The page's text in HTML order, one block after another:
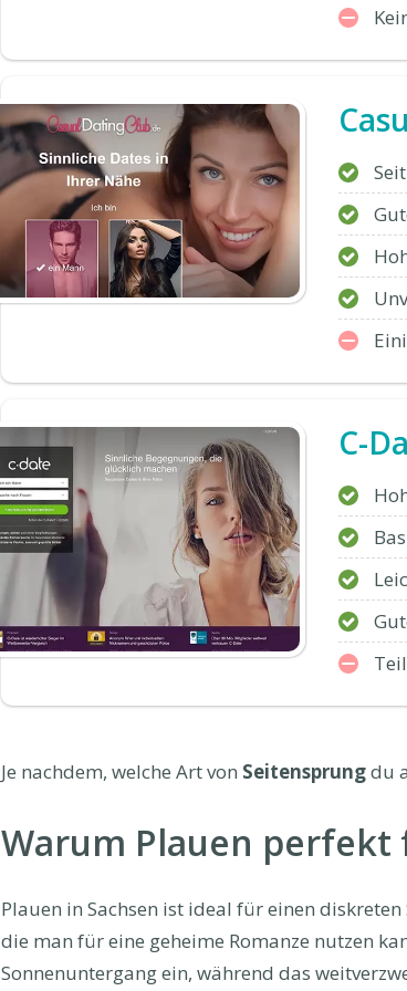
C-
Je nachdem, welche Art von Seitensprungdu
Warum Plauen
Plauen in Sachsen ist ideal für einen
die man für eine geheime Romanze nutzen
Sonnenuntergang ein, während das